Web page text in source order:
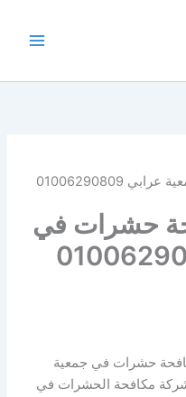
افضل شركة مكافحة حشرات في جمعية عرابي 01006290809
حشرات في
01006290809
حشرات في جمعية
شركة مكافحة الحشرات في